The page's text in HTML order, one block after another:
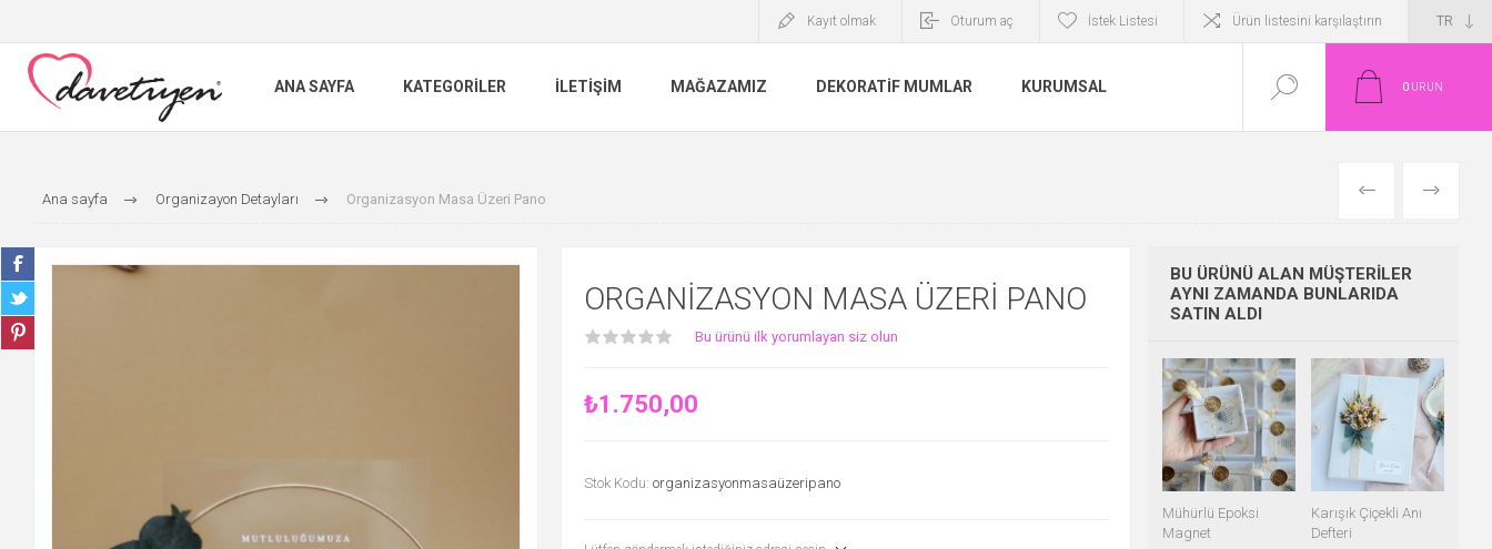
Kayıt olmak Oturum aç İstek Listesi Ürün listesini karşılaştırın
ANA SAYFA KATEGORILER İLETIŞIM MAĞAZAMIZ DEKORATIF MUMLAR KURUMSAL 0 ÜRÜN
Ana sayfa Organizayon Detayları Organizasyon Masa Üzeri Pano ÖNCEKISONRAKI
ORGANIZASYON MASA ÜZERI PANO
Bu ürünü ilk yorumlayan siz olun
₺1.750,00
Stok Kodu: organizasyonmasaüzeripano
BU ÜRÜNÜ ALAN MÜŞTERILER
AYNI ZAMANDA BUNLARIDA
SATIN ALDI
Mühürlü Epoksi
Magnet
Karışık Çiçekli Anı
Defteri